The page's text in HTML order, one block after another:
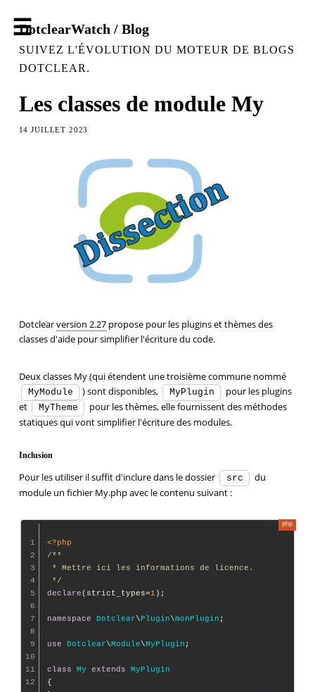
DotclearWatch / Blog
SUIVEZ L'ÉVOLUTION DU MOTEUR DE BLOGS
DOTCLEAR.
Les classes de module My
14 JUILLET 2023
Dotclearversion 2.27propose pour les plugins et thèmes des
classes d'aide pour simplifier l'écriture du code.
Deux classes My (qui étendent une troisième commune nommé
MyModule ) sont disponibles, MyPlugin
pour les plugins
et
MyTheme
pour les thèmes, elle fournissent des méthodes
statiques qui vont simplifier l'écriture des modules.
Inclusion
Pour les utiliser il suffit d'inclure dans le dossier src
du
module un fichier My.php avec le contenu suivant :
1
2
3
4
5
6
7
8
9
10
11
12
<?php
/**
* Mettre ici les informations de licence.
*/
declare(strict_types=1 );
namespace Dotclear\Plugin\monPlugin ;
use Dotclear\Module\MyPlugin ;
class My extends
MyPlugin
{